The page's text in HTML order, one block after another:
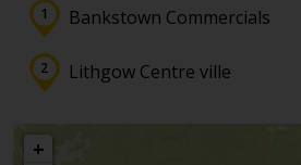
Bankstown Commercials
Lithgow Centre ville
+